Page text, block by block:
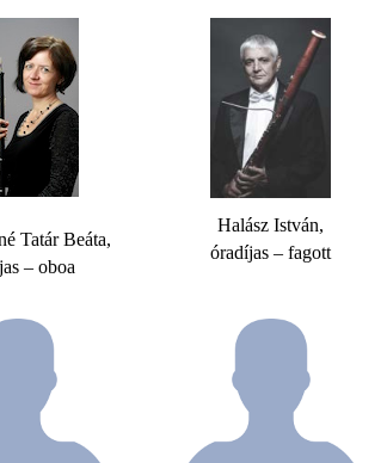
Tatár Beáta,
– oboa
Halász István,
óradíjas – fagott